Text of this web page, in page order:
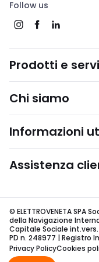
Follow us
Prodotti e
Chi siamo
Informazioni
Assistenza
© ELETTROVENETA SPA
della Navigazione
Capitale Sociale int.vers.
PD n. 248977 | Registro
Privacy PolicyCookies